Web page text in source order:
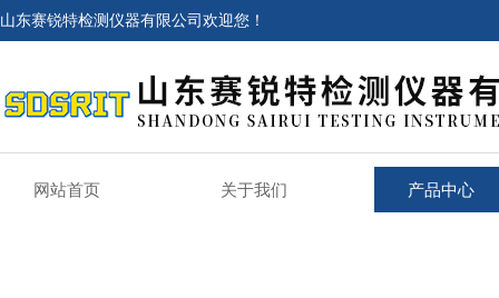
山东赛锐特检测仪器有限公司欢迎您！
网站首页 关于我们 产品中心